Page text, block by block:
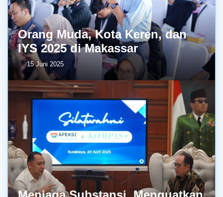
Orang Muda, Kota Keren, dan
IYS 2025 di Makassar
15 Juni 2025